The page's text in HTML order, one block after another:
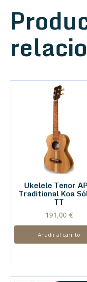
Ukelele Tenor
Traditional Koa
TT
191,00 €
Añadir al carrito